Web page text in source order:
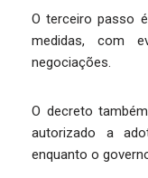
O terceiro passo
medidas, com
negociações.
O decreto
autorizado a
enquanto o